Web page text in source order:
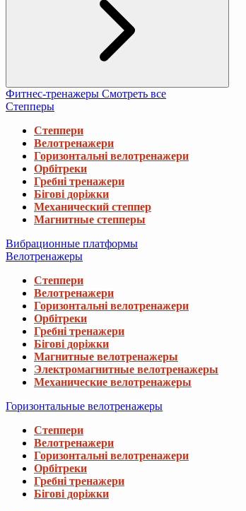
Фитнес-тренажеры Смотреть все
Степперы
Степпери
Велотренажери
Горизонтальні велотренажери
Орбітреки
Гребні тренажери
Бігові доріжки
Механический степпер
Магнитные степперы
Вибрационные платформы
Велотренажеры
Степпери
Велотренажери
Горизонтальні велотренажери
Орбітреки
Гребні тренажери
Бігові доріжки
Магнитные велотренажеры
Электромагнитные велотренажеры
Механические велотренажеры
Горизонтальные велотренажеры
Степпери
Велотренажери
Горизонтальні велотренажери
Орбітреки
Гребні тренажери
Бігові доріжки